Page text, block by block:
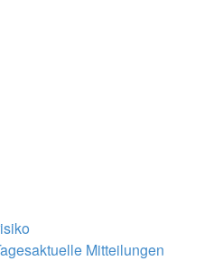
Mitteilungen